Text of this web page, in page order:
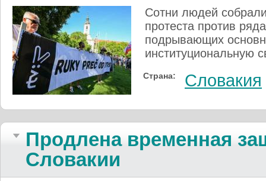
Сотни людей
протеста против
подрывающих
институциональную
Страна: Словакия
Продлена временная
Словакии